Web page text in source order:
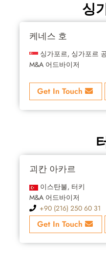
싱
케네스 호
싱가포르, 싱가포르
M&A 어드바이저
Get In Touch
괴칸 아카르
이스탄불, 터키
M&A 어드바이저
+90 (216) 250 60 31
Get In Touch